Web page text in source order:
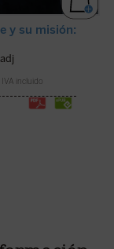
y su misión:
IVA incluido